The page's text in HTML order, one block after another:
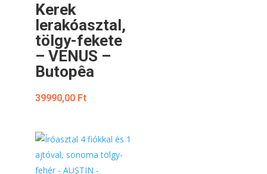
Kerek
lerakóasztal,
tölgy-fekete
– VENUS –
Butopêa
39990,00 Ft